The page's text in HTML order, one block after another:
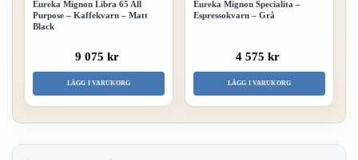
Eureka Mignon Libra 65 All
Purpose – Kaffekvarn – Matt
Black
9 075 kr
LÄGG I VARUKORG
Eureka Mignon Specialita –
Espressokvarn – Grå
4 575 kr
LÄGG I VARUKORG